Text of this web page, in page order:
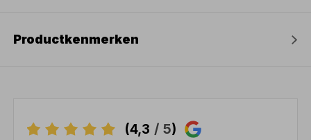
Productkenmerken
(4,3 / 5)